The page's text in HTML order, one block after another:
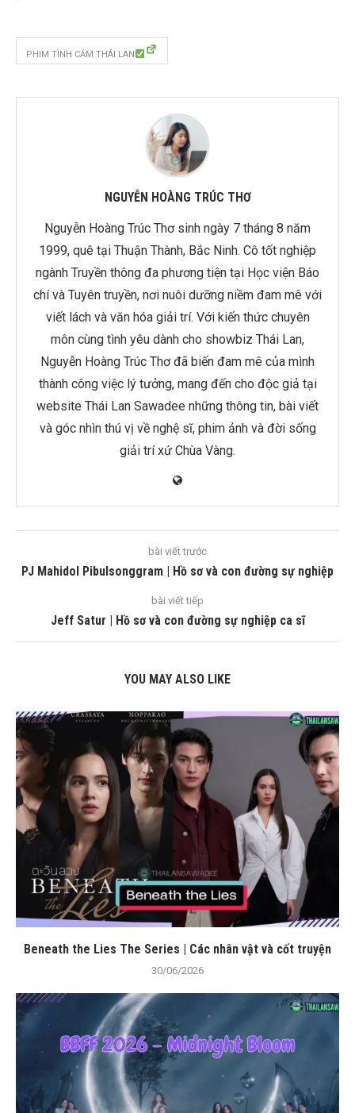
PHIM TÌNH CẢM THÁI LAN
NGUYỄN HOÀNG TRÚC THƠ
Nguyễn Hoàng Trúc Thơ sinh ngày 7 tháng 8 năm
1999, quê tại Thuận Thành, Bắc Ninh. Cô tốt nghiệp
ngành Truyền thông đa phương tiện tại Học viện Báo
chí và Tuyên truyền, nơi nuôi dưỡng niềm đam mê với
viết lách và văn hóa giải trí. Với kiến thức chuyên
môn cùng tình yêu dành cho showbiz Thái Lan,
Nguyễn Hoàng Trúc Thơ đã biến đam mê của mình
thành công việc lý tưởng, mang đến cho độc giả tại
website Thái Lan Sawadee những thông tin, bài viết
và góc nhìn thú vị về nghệ sĩ, phim ảnh và đời sống
giải trí xứ Chùa Vàng.
bài viết trước
PJ Mahidol Pibulsonggram | Hồ sơ và con đường sự nghiệp
bài viết tiếp
Jeff Satur | Hồ sơ và con đường sự nghiệp ca sĩ
YOU MAY ALSO LIKE
Beneath the Lies The Series | Các nhân vật và cốt truyện
30/06/2026